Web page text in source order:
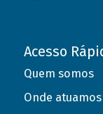
Acesso
Quem somos
Onde atuamos